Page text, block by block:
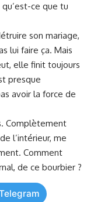
qu’est-ce que tu
son mariage,
lui faire ça. Mais
elle finit toujours
presque
avoir la force de
Complètement
l’intérieur, me
Comment
de ce bourbier ?